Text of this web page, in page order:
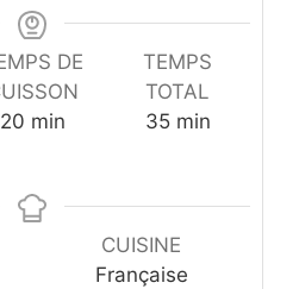
DE
20minutes
min
TEMPS
TOTAL
35minutes
min
CUISINE
Française